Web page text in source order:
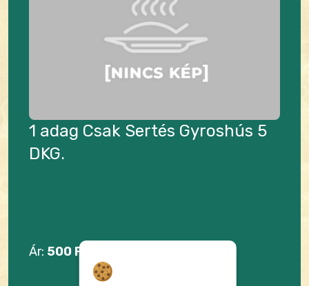
1 adag Csak Sertés Gyroshús 5
DKG.
Ár: 500 Ft